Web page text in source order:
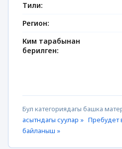
Тили:
Регион:
Ким тарабынан
берилген:
Бул категориядагы башка
асытндагы суулар » Пребудет
байланыш »